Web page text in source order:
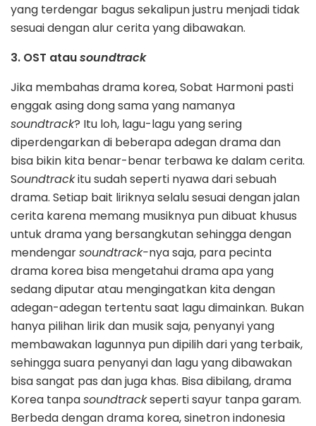
yang terdengar bagus sekalipun justru menjadi tidak
sesuai dengan alur cerita yang dibawakan.
3. OST atausoundtrack
Jika membahas drama korea, Sobat Harmoni pasti
enggak asing dong sama yang namanya
soundtrack? Itu loh, lagu-lagu yang sering
diperdengarkan di beberapa adegan drama dan
bisa bikin kita benar-benar terbawa ke dalam cerita.
Soundtrackitu sudah seperti nyawa dari sebuah
drama. Setiap bait liriknya selalu sesuai dengan jalan
cerita karena memang musiknya pun dibuat khusus
untuk drama yang bersangkutan sehingga dengan
mendengarsoundtrack-nya saja, para pecinta
drama korea bisa mengetahui drama apa yang
sedang diputar atau mengingatkan kita dengan
adegan-adegan tertentu saat lagu dimainkan. Bukan
hanya pilihan lirik dan musik saja, penyanyi yang
membawakan lagunnya pun dipilih dari yang terbaik,
sehingga suara penyanyi dan lagu yang dibawakan
bisa sangat pas dan juga khas. Bisa dibilang, drama
Korea tanpasoundtrackseperti sayur tanpa garam.
Berbeda dengan drama korea, sinetron indonesia